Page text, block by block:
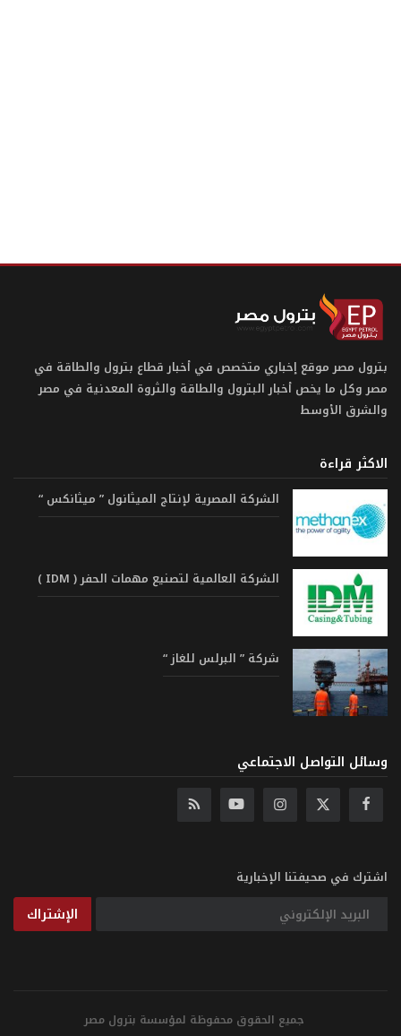
بترول مصر موقع إخباري متخصص في أخبار قطاع بترول والطاقة في
مصر وكل ما يخص أخبار البترول والطاقة والثروة المعدنية في مصر
والشرق الأوسط
الاكثر قراءة
الشركة المصرية لإنتاج الميثانول ” ميثانكس “
الشركة العالمية لتصنيع مهمات الحفر ( IDM )
شركة ” البرلس للغاز “
وسائل التواصل الاجتماعي
اشترك في صحيفتنا الإخبارية
الإشتراك
جميع الحقوق محفوظة لمؤسسة بترول مصر